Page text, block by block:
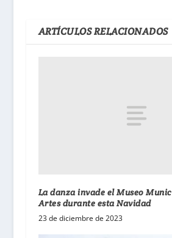
ARTÍCULOS RELACIONADOS
La danza invade el Museo
Artes durante esta Navidad
23 de diciembre de 2023